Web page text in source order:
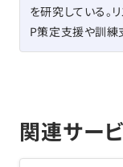
を研究している。
P策定支援や訓練
関連サー